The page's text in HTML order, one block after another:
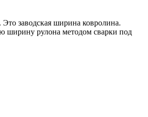
Это заводская ширина ковролина.
ширину рулона методом сварки под